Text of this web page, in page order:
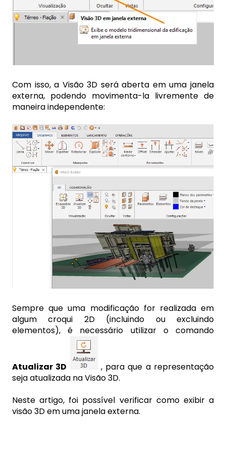
Com isso, a Visão 3D será aberta em uma janela
externa, podendo movimenta-la livremente de
maneira independente:
Sempre que uma modificação for realizada em
algum croqui 2D (incluindo ou excluindo
elementos), é necessário utilizar o comando
Atualizar 3D
, para que a representação
seja atualizada na Visão 3D.
Neste artigo, foi possível verificar como exibir a
visão 3D em uma janela externa.